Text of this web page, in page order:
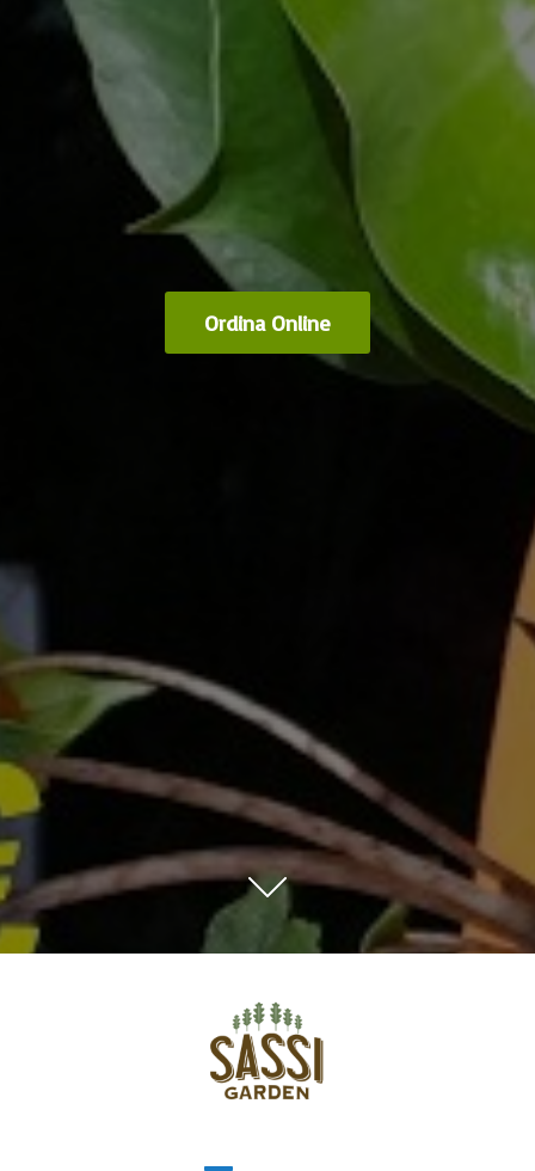
Ordina Online